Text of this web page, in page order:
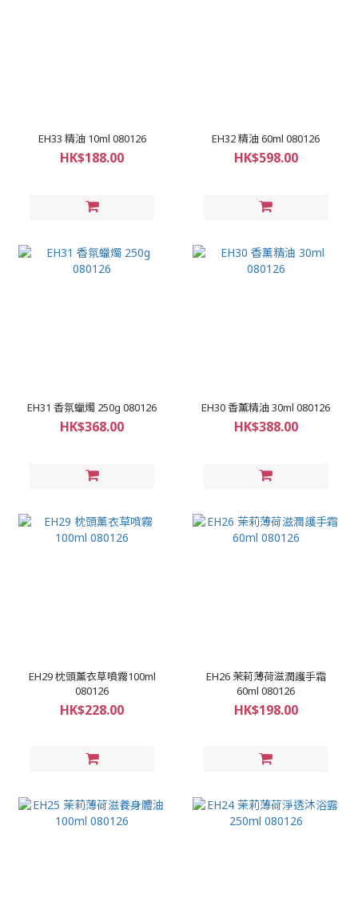
EH33 精油 10ml 080126
HK$188.00
EH32 精油 60ml 080126
HK$598.00
EH31 香氛蠟燭 250g 080126
HK$368.00
EH30 香薰精油 30ml 080126
HK$388.00
EH29 枕頭薰衣草噴霧100ml
080126
HK$228.00
EH26 茉莉薄荷滋潤護手霜
60ml 080126
HK$198.00